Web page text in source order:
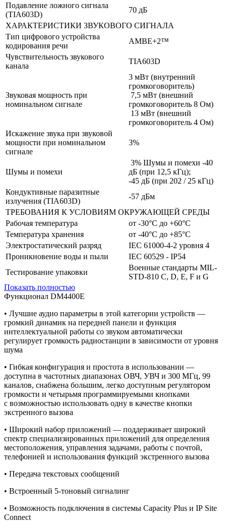
Подавление ложного сигнала
(TIA603D)
70 дБ
ХАРАКТЕРИСТИКИ ЗВУКОВОГО СИГНАЛА
Тип цифрового устройства
кодирования речи
AMBE+2™
Чувствительность звукового
канала
TIA603D
Звуковая мощность при
номинальном сигнале
3 мВт (внутренний
громкоговоритель)
7,5 мВт (внешний
громкоговоритель 8 Ом)
13 мВт (внешний
громкоговоритель 4 Ом)
Искажение звука при звуковой
мощности при номинальном
сигнале
3%
Шумы и помехи
3% Шумы и помехи -40
дБ (при 12,5 кГц);
-45 дБ (при 202 / 25 кГц)
Кондуктивные паразитные
излучения (TIA603D)
-57 дБм
ТРЕБОВАНИЯ К УСЛОВИЯМ ОКРУЖАЮЩЕЙ СРЕДЫ
Рабочая температура
от -30°C до +60°C
Температура хранения
от -40°C до +85°C
Электростатический разряд
IEC 61000-4-2 уровня 4
Проникновение воды и пыли
IEC 60529 - IP54
Тестирование упаковки
Военные стандарты MIL-
STD-810 C, D, E, F и G
Показать полностью
Функционал DM4400E
• Лучшие аудио параметры в этой категории устройств —
громкий динамик на передней панели и функция
интеллектуальной работы со звуком автоматически
регулирует громкость радиостанции в зависимости от уровня
шума
• Гибкая конфигурация и простота в использовании —
доступна в частотных диапазонах ОВЧ, УВЧ и 300 МГц, 99
каналов, снабжена большим, легко доступным регулятором
громкости и четырьмя программируемыми кнопками
с возможностью использовать одну в качестве кнопки
экстренного вызова
• Широкий набор приложений — поддерживает широкий
спектр специализированных приложений для определения
местоположения, управления задачами, работы с почтой,
телефонией и использования функций экстренного вызова
• Передача текстовых сообщений
• Встроенный 5-тоновый сигналинг
• Возможность подключения в системы Capacity Plus и IP Site
Connect